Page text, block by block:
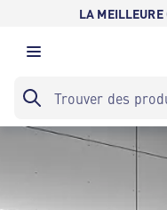
LA